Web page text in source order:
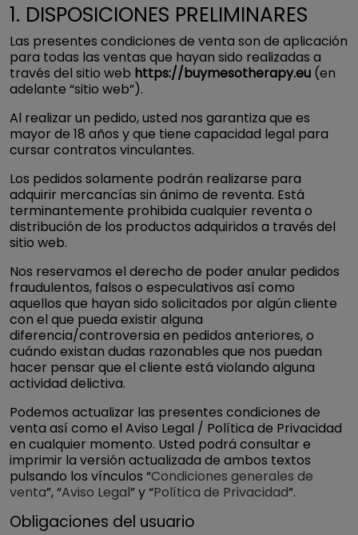
1. DISPOSICIONES PRELIMINARES
Las presentes condiciones de venta son de aplicación
para todas las ventas que hayan sido realizadas a
través del sitio web https://buymesotherapy.eu (en
adelante “sitio web”).
Al realizar un pedido, usted nos garantiza que es
mayor de 18 años y que tiene capacidad legal para
cursar contratos vinculantes.
Los pedidos solamente podrán realizarse para
adquirir mercancías sin ánimo de reventa. Está
terminantemente prohibida cualquier reventa o
distribución de los productos adquiridos a través del
sitio web.
Nos reservamos el derecho de poder anular pedidos
fraudulentos, falsos o especulativos así como
aquellos que hayan sido solicitados por algún cliente
con el que pueda existir alguna
diferencia/controversia en pedidos anteriores, o
cuándo existan dudas razonables que nos puedan
hacer pensar que el cliente está violando alguna
actividad delictiva.
Podemos actualizar las presentes condiciones de
venta así como el Aviso Legal / Política de Privacidad
en cualquier momento. Usted podrá consultar e
imprimir la versión actualizada de ambos textos
pulsando los vínculos “Condiciones generales de
venta”, “Aviso Legal” y “Política de Privacidad”.
Obligaciones del usuario